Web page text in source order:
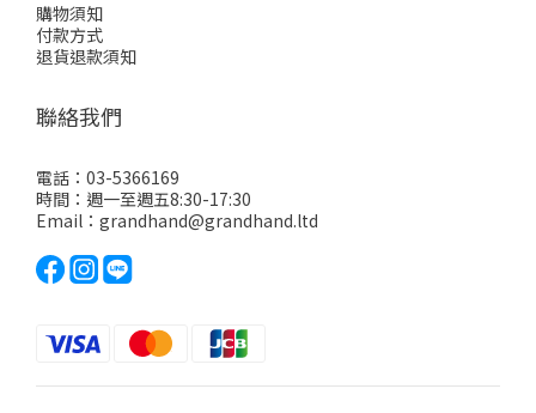
購物須知
付款方式
退貨退款須知
聯絡我們
電話：03-5366169
時間：週一至週五8:30-17:30
Email：grandhand@grandhand.ltd